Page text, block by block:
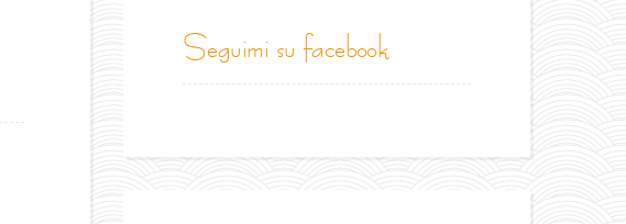
seguimi su facebook